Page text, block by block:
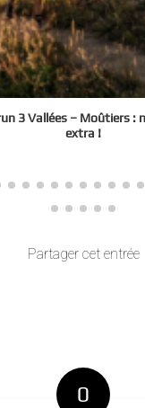
3 Vallées – Moûtiers :
extra !
Partager cet entrée
0